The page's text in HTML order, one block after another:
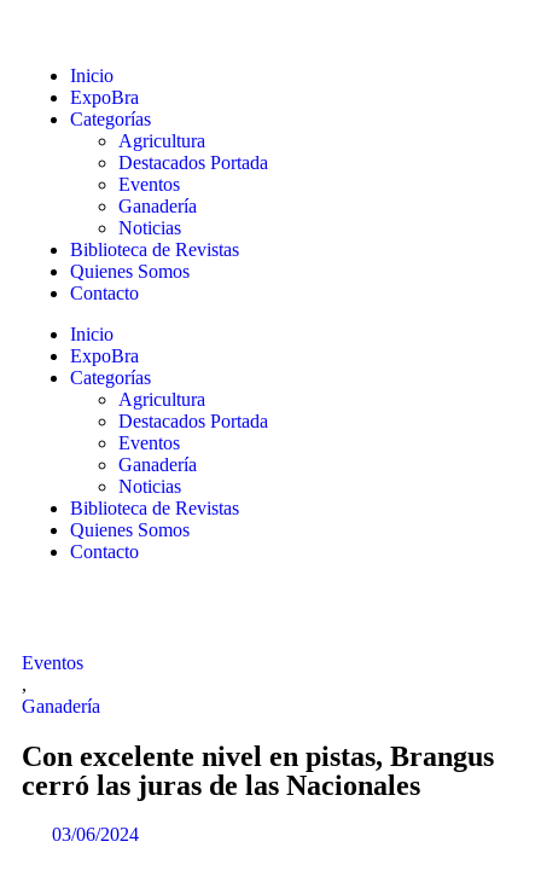
Inicio
ExpoBra
Categorías
Agricultura
Destacados Portada
Eventos
Ganadería
Noticias
Biblioteca de Revistas
Quienes Somos
Contacto
Inicio
ExpoBra
Categorías
Agricultura
Destacados Portada
Eventos
Ganadería
Noticias
Biblioteca de Revistas
Quienes Somos
Contacto
Eventos
,
Ganadería
Con excelente nivel en pistas, Brangus
cerró las juras de las Nacionales
03/06/2024